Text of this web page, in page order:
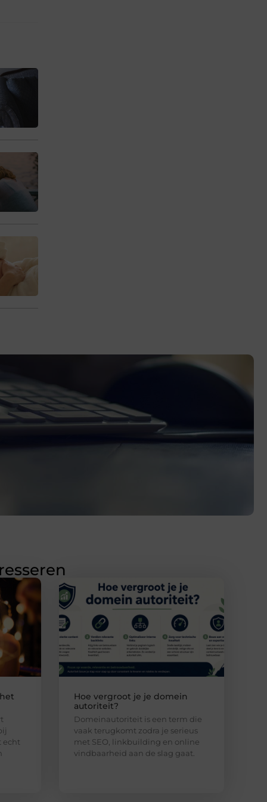
echt
Hoe vergroot je je domein
autoriteit?
Domeinautoriteit is een term die
vaak terugkomt zodra je serieus
met SEO, linkbuilding en online
vindbaarheid aan de slag gaat.